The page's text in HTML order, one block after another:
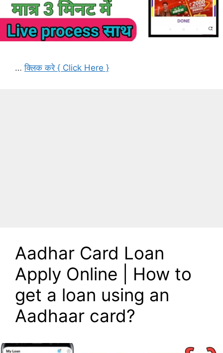
…क्लिक करे { Click Here }
Aadhar Card Loan
Apply Online | How to
get a loan using an
Aadhaar card?